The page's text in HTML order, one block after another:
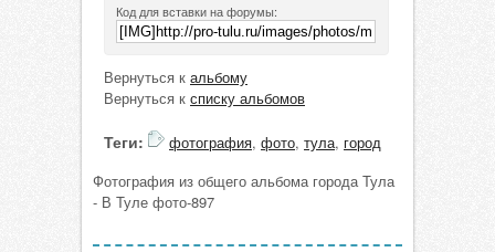
Код для вставки на форумы:
Вернуться к альбому
Вернуться к списку альбомов
Теги: фотография, фото, тула, город
Фотография из общего альбома города Тула
- В Туле фото-897